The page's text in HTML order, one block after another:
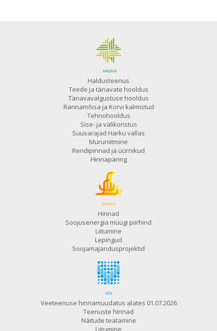
Haldusteenus
Teede ja tänavate hooldus
Tänavavalgustuse hooldus
Rannamõisa ja Korvi kalmistud
Tehnohooldus
Sise- ja välikoristus
Suusarajad Harku vallas
Muruniitmine
Rendipinnad ja üürnikud
Hinnapäring
Hinnad
Soojusenergia müügi piirhind
Liitumine
Lepingud
Soojamajandusprojektid
Veeteenuse hinnamuudatus alates 01.07.2026
Teenuste hinnad
Näitude teatamine